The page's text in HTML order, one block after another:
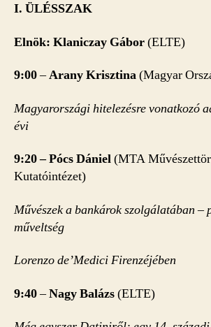
I. ÜLÉSSZAK
Elnök: Klaniczay Gábor(ELTE)
9:00–Arany Krisztina(Magyar
Magyarországi hitelezésre vonatkozó
évi
9:20 –Pócs Dániel(MTA
Kutatóintézet)
Művészek a bankárok szolgálatában –
műveltség
Lorenzo de’Medici Firenzéjében
9:40–Nagy Balázs(ELTE)